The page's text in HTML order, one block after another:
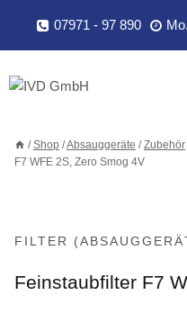
springen
07971 - 97 890
/ Shop /Absauggeräte / Zubehör
F7 WFE 2S, Zero Smog 4V
FILTER
Feinstaubfilter F7